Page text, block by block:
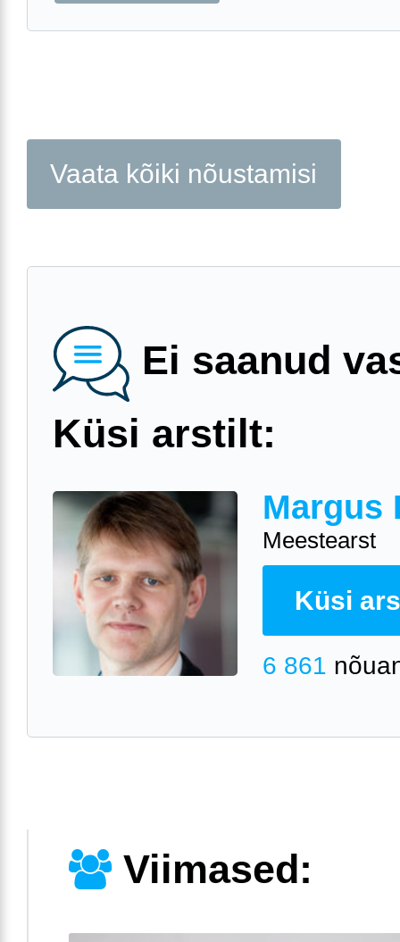
Vaata kõiki nõustamisi
Ei saanud
Küsi arstilt:
Margus
Meestearst
Küsi
6 861
Viimased: